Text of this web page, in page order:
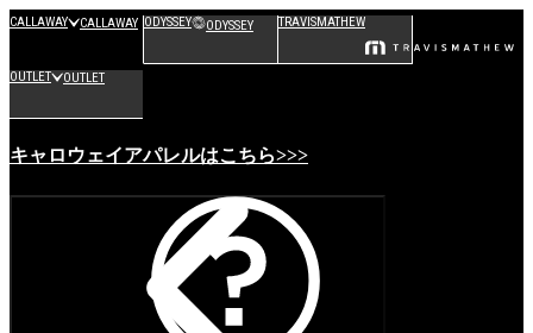
CALLAWAY CALLAWAY ODYSSEY ODYSSEY TRAVISMATHEW
OUTLET OUTLET
キャロウェイアパレルはこちら>>>